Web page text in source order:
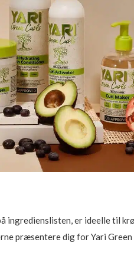
ingredienslisten, er ideelle til
præsentere dig for Yari Green